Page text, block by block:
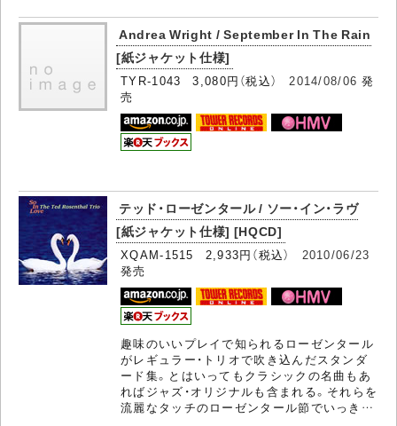
Andrea Wright / September In The Rain
[紙ジャケット仕様]
TYR-1043 3,080円（税込）2014/08/06 発
売
テッド・ローゼンタール / ソー・イン・ラヴ
[紙ジャケット仕様] [HQCD]
XQAM-1515 2,933円（税込） 2010/06/23
発売
趣味のいいプレイで知られるローゼンタール
がレギュラー・トリオで吹き込んだスタンダ
ード集。とはいってもクラシックの名曲もあ
ればジャズ・オリジナルも含まれる。それらを
流麗なタッチのローゼンタール節でいっき…